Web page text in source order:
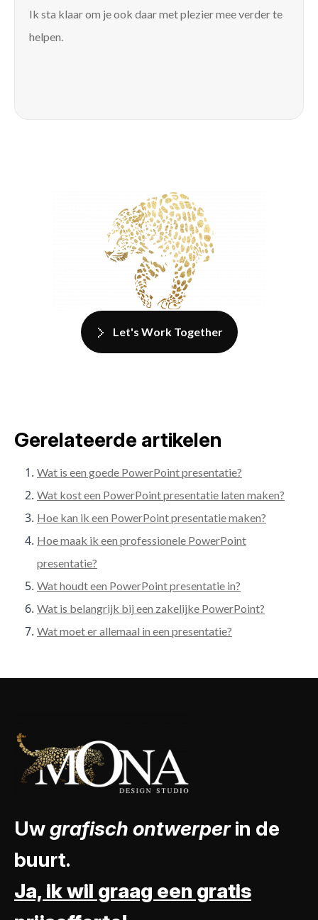
Ik sta klaar om je ook daar met plezier mee verder te
helpen.
Let's Work Together
Gerelateerde artikelen
Wat is een goede PowerPoint presentatie?
Wat kost een PowerPoint presentatie laten maken?
Hoe kan ik een PowerPoint presentatie maken?
Hoe maak ik een professionele PowerPoint
presentatie?
Wat houdt een PowerPoint presentatie in?
Wat is belangrijk bij een zakelijke PowerPoint?
Wat moet er allemaal in een presentatie?
Uwgrafisch ontwerperin de
buurt.
Ja, ik wil graag een gratis